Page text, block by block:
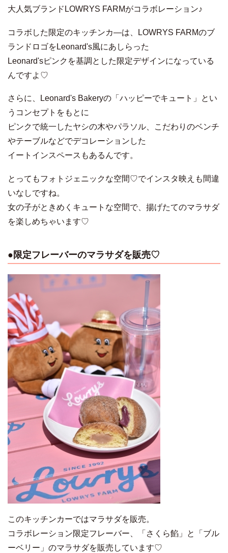
大人気ブランドLOWRYS FARMがコラボレーション♪
コラボした限定のキッチンカ―は、LOWRYS FARMのブ
ランドロゴをLeonard's風にあしらった
Leonard'sピンクを基調とした限定デザインになっている
んですよ♡
さらに、Leonard's Bakeryの「ハッピーでキュート」とい
うコンセプトをもとに
ピンクで統一したヤシの木やパラソル、こだわりのベンチ
やテーブルなどでデコレーションした
イートインスペースもあるんです。
とってもフォトジェニックな空間♡でインスタ映えも間違
いなしですね。
女の子がときめくキュートな空間で、揚げたてのマラサダ
を楽しめちゃいます♡
●限定フレーバーのマラサダを販売♡
このキッチンカーではマラサダを販売。
コラボレーション限定フレーバー、「さくら餡」と「ブル
ーベリー」のマラサダを販売しています♡